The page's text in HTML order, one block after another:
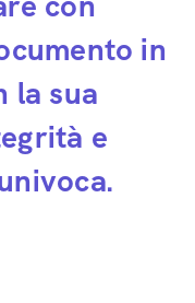
in
la sua
e